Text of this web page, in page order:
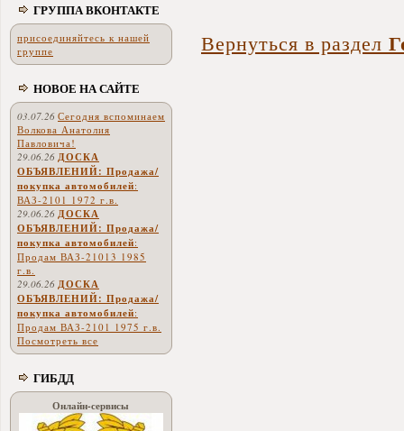
ГРУППА ВКОНТАКТЕ
присоединяйтесь к нашей
группе
НОВОЕ НА САЙТЕ
03.07.26 Сегодня вспоминаем
Волкова Анатолия
Павловича!
29.06.26 ДОСКА
ОБЪЯВЛЕНИЙ: Продажа/
покупка автомобилей:
ВАЗ-2101 1972 г.в.
29.06.26 ДОСКА
ОБЪЯВЛЕНИЙ: Продажа/
покупка автомобилей:
Продам ВАЗ-21013 1985
г.в.
29.06.26 ДОСКА
ОБЪЯВЛЕНИЙ: Продажа/
покупка автомобилей:
Продам ВАЗ-2101 1975 г.в.
Посмотреть все
ГИБДД
Онлайн-сервисы
Вернуться в раздел